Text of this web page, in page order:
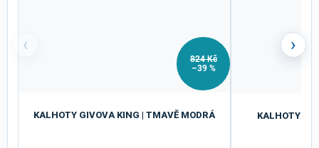
‹
824 Kč
–39 %
KALHOTY GIVOVA KING | TMAVĚ MODRÁ KALHOTY
›